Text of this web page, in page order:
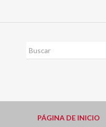
PÁGINA DE INICIO